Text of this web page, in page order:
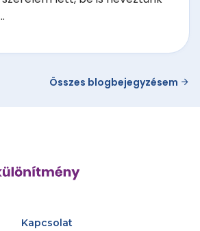
Összes blogbejegyzésem
Kapcsolat